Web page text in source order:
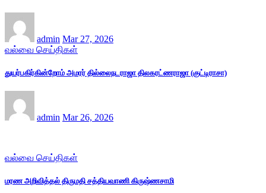
admin Mar 27, 2026
வல்வை செய்திகள்
துயர்பகிர்கின்றோம் அமரர் தில்லைநடராஜா திலகரட்ணராஜா (குட்டிராசா)
admin Mar 26, 2026
வல்வை செய்திகள்
மரண அறிவித்தல் திருமதி சத்தியவாணி கிருஷ்ணசாமி